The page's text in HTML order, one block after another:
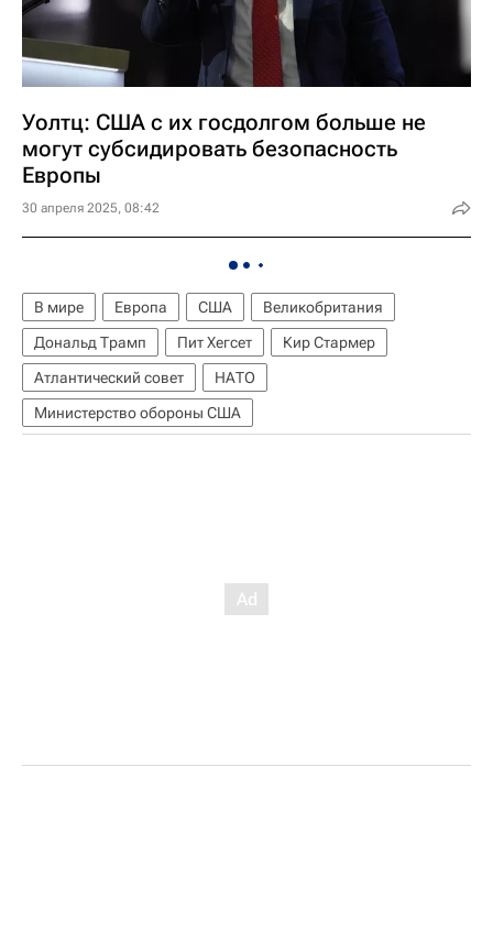
Уолтц: США с их госдолгом больше не
могут субсидировать безопасность
Европы
30 апреля 2025, 08:42
В мире Европа США
Великобритания
Дональд Трамп
Пит Хегсет
Кир Стармер
Атлантический совет
НАТО
Министерство обороны США